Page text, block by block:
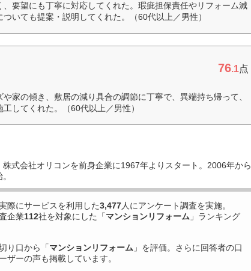
要望にも丁寧に対応してくれた。瑕疵担保責任やリフォーム減
いても提案・説明してくれた。（60代以上／男性）
76.1点
家の傾き、敷居の減り具合の調節に丁寧で、異端持ち帰って、
してくれた。（60代以上／男性）
式会社オリコンを前身企業に1967年よりスタート。2006年から
際にサービスを利用した3,477人にアンケート調査を実施。
企業112社を対象にした「マンションリフォーム 」ランキング
り口から「マンションリフォーム 」を評価。さらに回答者の口
ザーの声も掲載しています。